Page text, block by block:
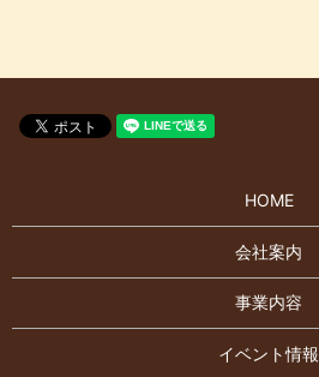
HOME
会社案内
事業内容
イベント情報